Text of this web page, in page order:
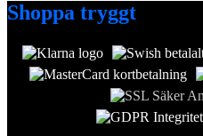
Shoppa tryggt